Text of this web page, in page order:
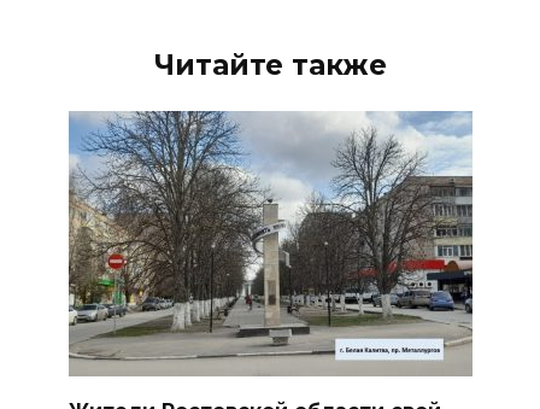
Читайте также